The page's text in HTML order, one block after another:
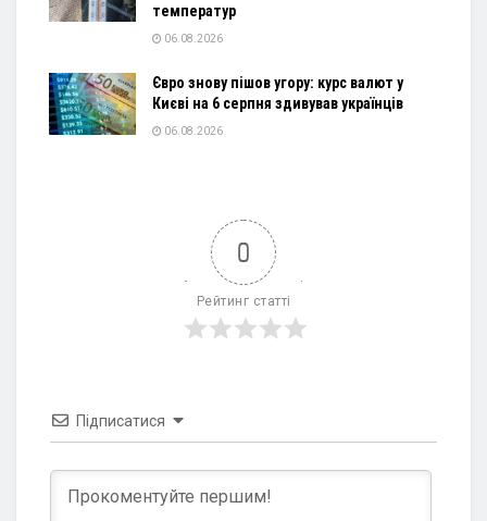
температур
06.08.2026
Євро знову пішов угору: курс валют у
Києві на 6 серпня здивував українців
06.08.2026
0
Рейтинг статті
Підписатися